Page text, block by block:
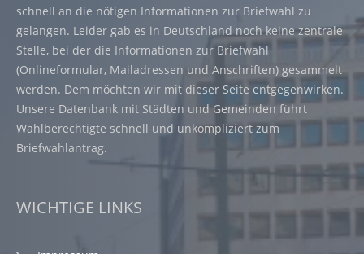
schnell an die nötigen Informationen zur Briefwahl zu
gelangen. Leider gab es in Deutschland noch keine zentrale
Stelle, bei der die Informationen zur Briefwahl
(Onlineformular, Mailadressen und Anschriften) gesammelt
werden. Dem möchten wir mit dieser Seite entgegenwirken.
Unsere Datenbank mit Städten und Gemeinden führt
Wahlberechtigte schnell und unkompliziert zum
Briefwahlantrag.
WICHTIGE LINKS